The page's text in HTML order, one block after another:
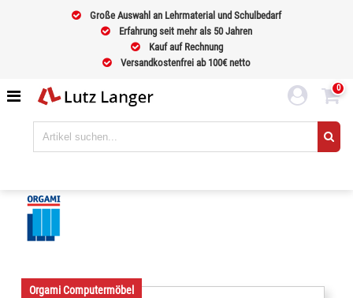
Große Auswahl an Lehrmaterial und Schulbedarf
Erfahrung seit mehr als 50 Jahren
Kauf auf Rechnung
Versandkostenfrei ab 100€ netto
0
Orgami Computermöbel